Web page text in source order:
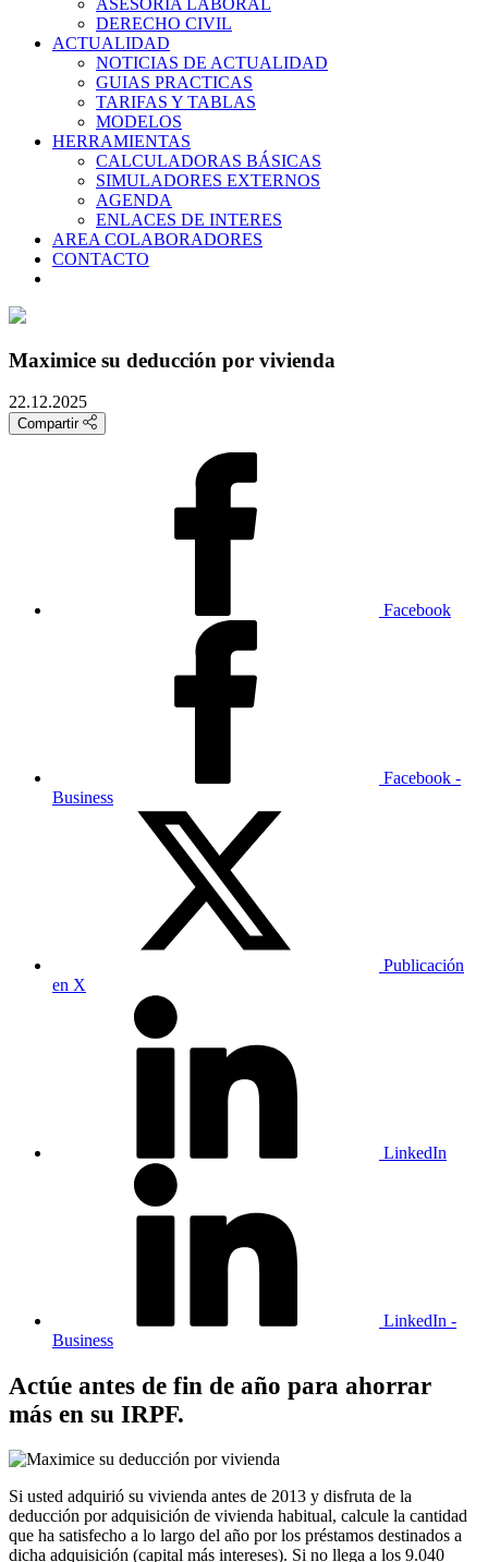
ASESORÍA LABORAL
DERECHO CIVIL
ACTUALIDAD
NOTICIAS DE ACTUALIDAD
GUIAS PRACTICAS
TARIFAS Y TABLAS
MODELOS
HERRAMIENTAS
CALCULADORAS BÁSICAS
SIMULADORES EXTERNOS
AGENDA
ENLACES DE INTERES
AREA COLABORADORES
CONTACTO
Maximice su deducción por vivienda
22.12.2025
Compartir
Facebook
Facebook -
Business
Publicación
en X
LinkedIn
LinkedIn -
Business
Actúe antes de fin de año para ahorrar
más en su IRPF.
Si usted adquirió su vivienda antes de 2013 y disfruta de la
deducción por adquisición de vivienda habitual, calcule la cantidad
que ha satisfecho a lo largo del año por los préstamos destinados a
dicha adquisición (capital más intereses). Si no llega a los 9.040